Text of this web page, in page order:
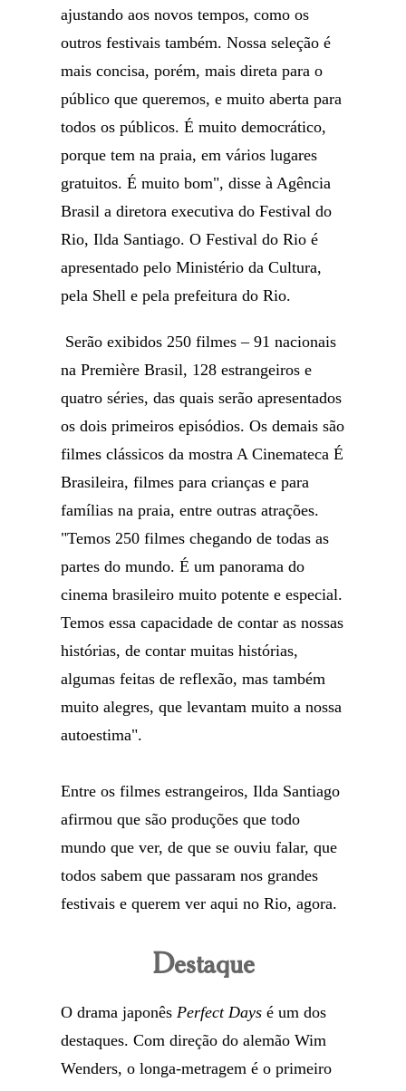
ajustando aos novos tempos, como os
outros festivais também. Nossa seleção é
mais concisa, porém, mais direta para o
público que queremos, e muito aberta para
todos os públicos. É muito democrático,
porque tem na praia, em vários lugares
gratuitos. É muito bom", disse à Agência
Brasil a diretora executiva do Festival do
Rio, Ilda Santiago. O Festival do Rio é
apresentado pelo Ministério da Cultura,
pela Shell e pela prefeitura do Rio.
Serão exibidos 250 filmes – 91 nacionais
na Première Brasil, 128 estrangeiros e
quatro séries, das quais serão apresentados
os dois primeiros episódios. Os demais são
filmes clássicos da mostra A Cinemateca É
Brasileira, filmes para crianças e para
famílias na praia, entre outras atrações.
"Temos 250 filmes chegando de todas as
partes do mundo. É um panorama do
cinema brasileiro muito potente e especial.
Temos essa capacidade de contar as nossas
histórias, de contar muitas histórias,
algumas feitas de reflexão, mas também
muito alegres, que levantam muito a nossa
autoestima".
Entre os filmes estrangeiros, Ilda Santiago
afirmou que são produções que todo
mundo que ver, de que se ouviu falar, que
todos sabem que passaram nos grandes
festivais e querem ver aqui no Rio, agora.
Destaque
O drama japonêsPerfect Days é um dos
destaques. Com direção do alemão Wim
Wenders, o longa-metragem é o primeiro